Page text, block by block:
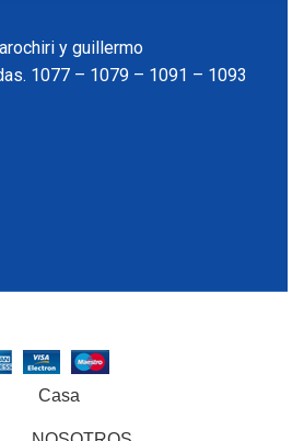
y guillermo
1077 – 1079 – 1091 – 1093
Casa